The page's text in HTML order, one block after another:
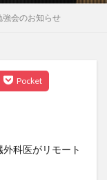
強会のお知らせ
科医がリモート